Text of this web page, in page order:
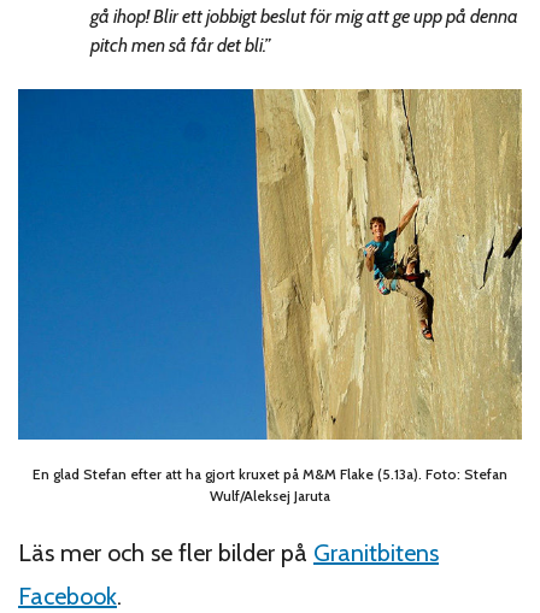
gå ihop! Blir ett jobbigt beslut för mig att ge upp på denna
pitch men så får det bli.”
En glad Stefan efter att ha gjort kruxet på M&M Flake (5.13a). Foto: Stefan
Wulf/Aleksej Jaruta
Läs mer och se fler bilder på Granitbitens
Facebook.